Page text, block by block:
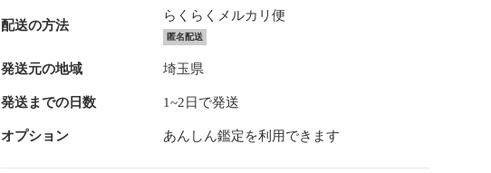
配送の方法
らくらくメルカリ便
匿名配送
発送元の地域 埼玉県
発送までの日数 1~2日で発送
オプション あんしん鑑定を利用できます